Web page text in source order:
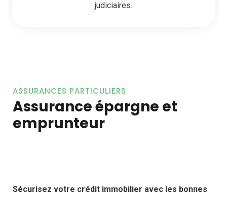
judiciaires.
ASSURANCES PARTICULIERS
Assurance épargne et
emprunteur
Sécurisez votre crédit immobilier avec les bonnes